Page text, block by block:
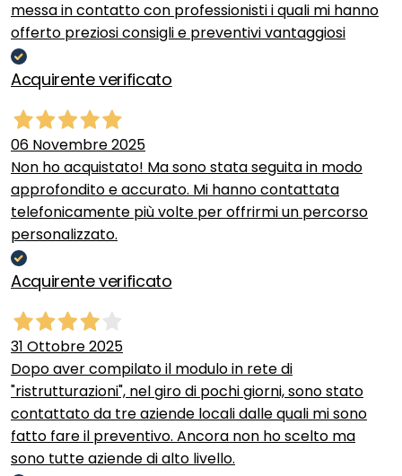
messa in contatto con professionisti i quali mi hanno
offerto preziosi consigli e preventivi vantaggiosi
Acquirente verificato
06 Novembre 2025
Non ho acquistato! Ma sono stata seguita in modo
approfondito e accurato. Mi hanno contattata
telefonicamente più volte per offrirmi un percorso
personalizzato.
Acquirente verificato
31 Ottobre 2025
Dopo aver compilato il modulo in rete di
"ristrutturazioni", nel giro di pochi giorni, sono stato
contattato da tre aziende locali dalle quali mi sono
fatto fare il preventivo. Ancora non ho scelto ma
sono tutte aziende di alto livello.